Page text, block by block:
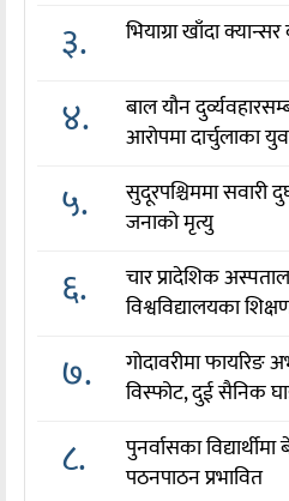
३. भियाग्रा खाँदा
४.
बाल यौन
आरोपमा दार्चुलाका
५.
सुदूरपश्चिममा सवारी
जनाको मृत्यु
६.
चार प्रादेशिक
विश्वविद्यालयका
७.
गोदावरीमा फायरिङ
विस्फोट, दुई सैनिक
८.
पुनर्वासका
पठनपाठन प्रभावित